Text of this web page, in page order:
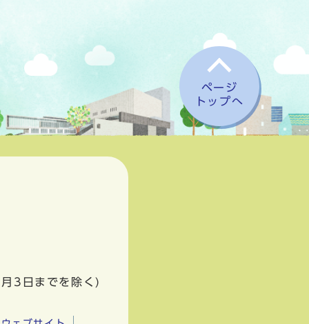
ページ
トップへ
3日までを除く)